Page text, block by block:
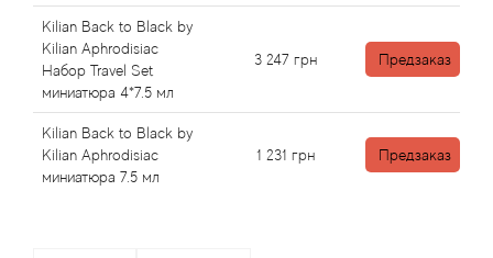
Kilian Back to Black by
Kilian Aphrodisiac
Набор Travel Set
миниатюра 4*7.5 мл
3 247 грн Предзаказ
Kilian Back to Black by
Kilian Aphrodisiac
миниатюра 7.5 мл
1 231 грн Предзаказ
Andre L'Arom
Angel Schlesser
Anima Mundi